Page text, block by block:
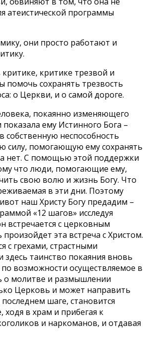
атеистической программы
они просто работают и
критике трезвой и
помочь сохранять трезвость
о Церкви, и о самой дороге.
покаянно изменяющего
ему Истинного Бога –
неспособность
силу, помогающую ему сохранять
нет. С помощью этой поддержки
что люди, помогающие ему,
свою волю и жизнь Богу. Что
в эти дни. Поэтому
наш Христу Богу предадим –
«12 шагов» исследуя
встречается с церковным
эта встреча с Христом.
с грехами, страстными
таинство покаяния вновь
возможности осуществляемое в
о молитве и размышлении
Церковь и может направить
шаге, становится
в храм и прибегая к
и наркоманов, и отдавая